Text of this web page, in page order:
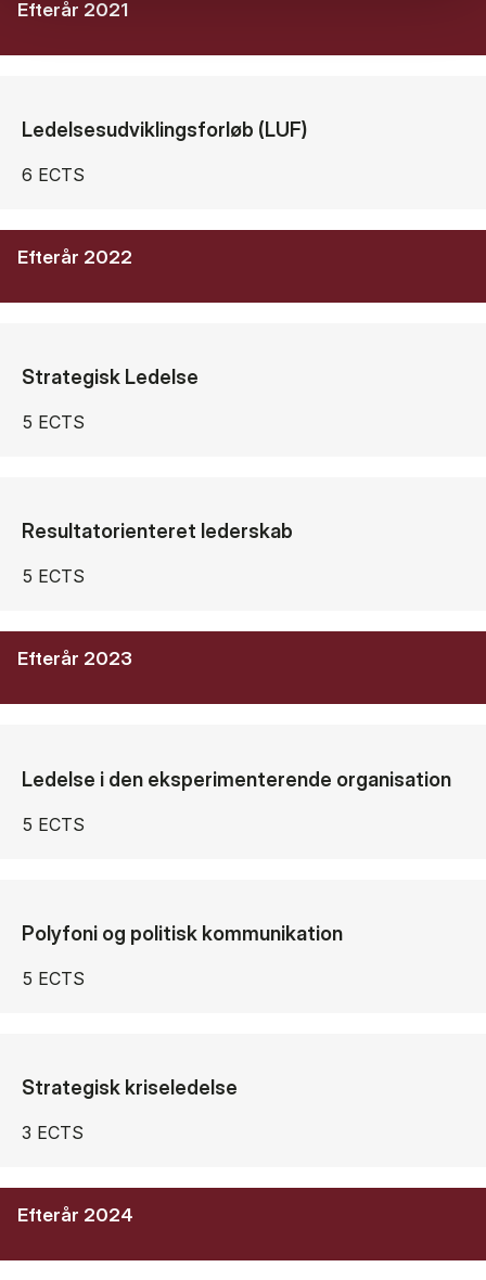
Efterår 2021
Ledelsesudviklingsforløb (LUF)
6 ECTS
Efterår 2022
Strategisk Ledelse
5 ECTS
Resultatorienteret lederskab
5 ECTS
Efterår 2023
Ledelse i den eksperimenterende organisation
5 ECTS
Polyfoni og politisk kommunikation
5 ECTS
Strategisk kriseledelse
3 ECTS
Efterår 2024